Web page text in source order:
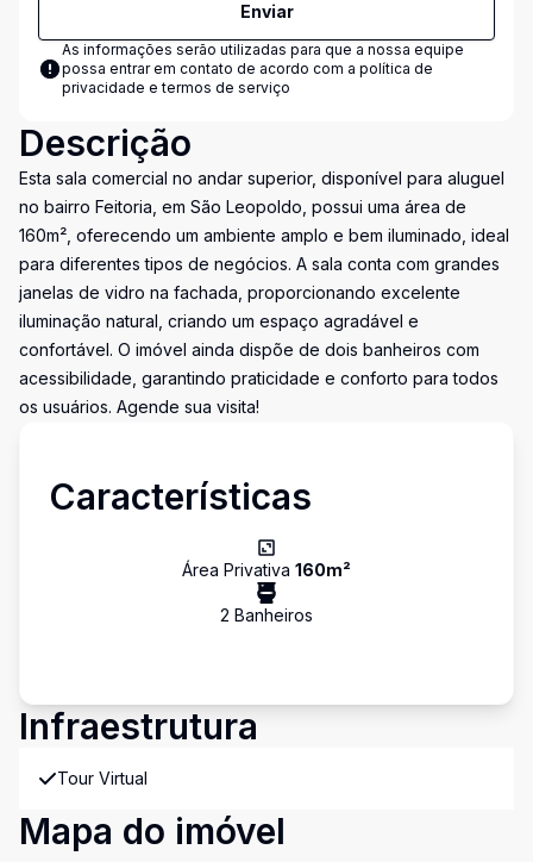
Enviar
As informações serão utilizadas para que a nossa equipe
possa entrar em contato de acordo com a política de
privacidade e termos de serviço
Descrição
Esta sala comercial no andar superior, disponível para aluguel
no bairro Feitoria, em São Leopoldo, possui uma área de
160m², oferecendo um ambiente amplo e bem iluminado, ideal
para diferentes tipos de negócios. A sala conta com grandes
janelas de vidro na fachada, proporcionando excelente
iluminação natural, criando um espaço agradável e
confortável. O imóvel ainda dispõe de dois banheiros com
acessibilidade, garantindo praticidade e conforto para todos
os usuários. Agende sua visita!
Características
Área Privativa 160m²
2 Banheiros
Infraestrutura
Tour Virtual
Mapa do imóvel